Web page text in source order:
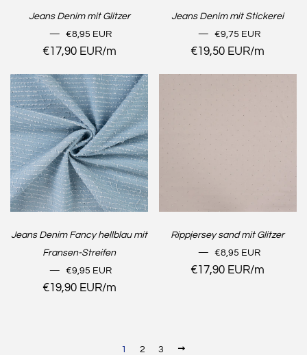
Jeans Denim mit Glitzer
—
NORMALER PREIS
€8,95 EUR
Stückpreis
€17,90 EUR/pro
m
Jeans Denim mit Stickerei
—
NORMALER PREIS
€9,75 EUR
Stückpreis
€19,50 EUR/pro
m
Jeans Denim Fancy hellblau mit
Fransen-Streifen
—
NORMALER PREIS
€9,95 EUR
Stückpreis
€19,90 EUR/pro
m
Rippjersey sand mit Glitzer
—
NORMALER PREIS
€8,95 EUR
Stückpreis
€17,90 EUR/pro
m
1 2 3